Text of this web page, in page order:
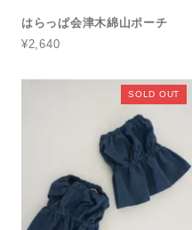
はらっぱ会津木綿山ポーチ
¥2,640
SOLD OUT